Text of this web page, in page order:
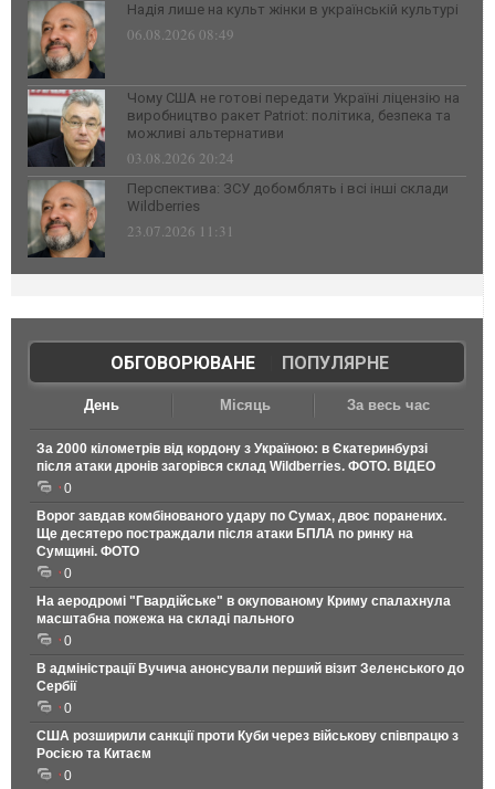
Надія лише на культ жінки в українській культурі
06.08.2026 08:49
Чому США не готові передати Україні ліцензію на
виробництво ракет Patriot: політика, безпека та
можливі альтернативи
03.08.2026 20:24
Перспектива: ЗСУ добомблять і всі інші склади
Wildberries
23.07.2026 11:31
ОБГОВОРЮВАНЕ| ПОПУЛЯРНЕ
День Місяць За весь час
За 2000 кілометрів від кордону з Україною: в Єкатеринбурзі
після атаки дронів загорівся склад Wildberries. ФОТО. ВІДЕО
0
Ворог завдав комбінованого удару по Сумах, двоє поранених.
Ще десятеро постраждали після атаки БПЛА по ринку на
Сумщині. ФОТО
0
На аеродромі "Гвардійське" в окупованому Криму спалахнула
масштабна пожежа на складі пального
0
В адміністрації Вучича анонсували перший візит Зеленського до
Сербії
0
США розширили санкції проти Куби через військову співпрацю з
Росією та Китаєм
0